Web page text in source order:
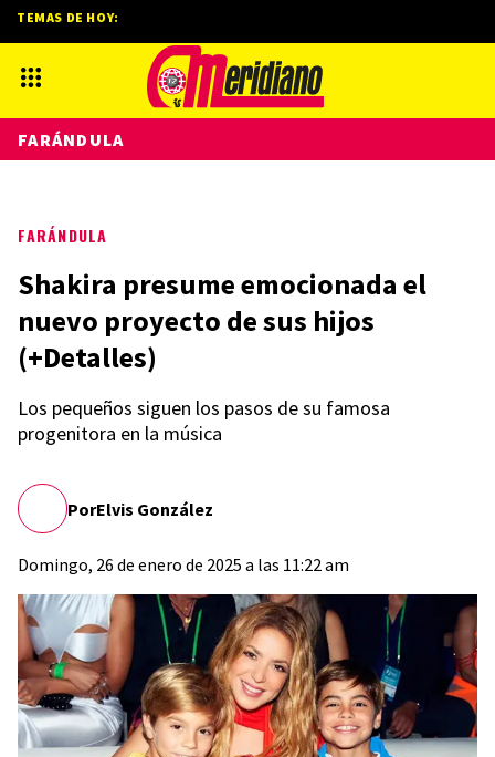
FARÁNDULA
Shakira presume emocionada el
nuevo proyecto de sus hijos
(+Detalles)
Los pequeños siguen los pasos de su famosa
progenitora en la música
PorElvis González
Domingo, 26 de enero de 2025 a las 11:22 am
TEMAS DE HOY:
FARÁNDULA